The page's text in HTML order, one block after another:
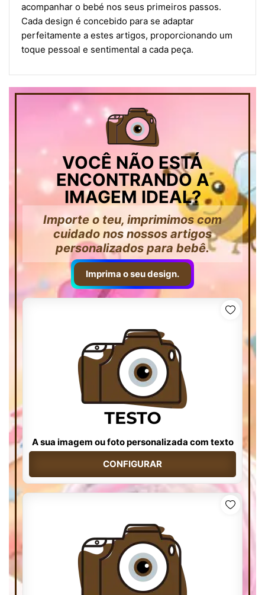
acompanhar o bebé nos seus primeiros passos.
Cada design é concebido para se adaptar
perfeitamente a estes artigos, proporcionando um
toque pessoal e sentimental a cada peça.
VOCÊ NÃO ESTÁ
ENCONTRANDO A
IMAGEM IDEAL?
Importe o teu, imprimimos com
cuidado nos nossos artigos
personalizados para bebê.
Imprima o seu design.
A sua imagem ou foto personalizada com texto
CONFIGURAR